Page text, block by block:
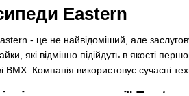
Eastern
- це не найвідоміший, але
які відмінно підійдуть в якості
BMX. Компанія використовує сучасні